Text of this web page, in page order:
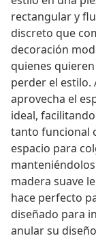
rectangular y
discreto que
decoración
quienes
perder el estilo.
aprovecha el
ideal,
tanto funcional
espacio para
madera suave
hace perfecto
diseñado para
anular su